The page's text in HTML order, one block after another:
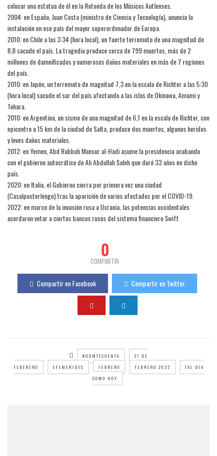
colocar una estatua de él en la Rotonda de los Músicos Autlenses.
2004: en España, Juan Costa (ministro de Ciencia y Tecnología), anuncia la
instalación en ese país del mayor superordenador de Europa.
2010: en Chile a las 3:34 (hora local), un fuerte terremoto de una magnitud de
8,8 sacude el país. La tragedia produce cerca de 799 muertos, más de 2
millones de damnificados y numerosos daños materiales en más de 7 regiones
del país.
2010: en Japón, un terremoto de magnitud 7,3 en la escala de Richter a las 5:30
(hora local) sacude el sur del país afectando a las islas de Okinawa, Amami y
Tokara.
2010: en Argentina, un sismo de una magnitud de 6,1 en la escala de Richter, con
epicentro a 15 km de la ciudad de Salta, produce dos muertos, algunos heridos
y leves daños materiales.
2012: en Yemen, Abd Rabbuh Mansur al-Hadi asume la presidencia acabando
con el gobierno autocrático de Ali Abdullah Saleh que duró 33 años en dicho
país.
2020: en Italia, el Gobierno cierra por primera vez una ciudad
(Casalpusterlengo) tras la aparición de varios afectados por el COVID-19.
2022: en marco de la invasión rusa a Ucrania, las potencias occidentales
acordaron vetar a ciertos bancos rusos del sistema financiero Swift
0
COMPARTIR
Compartir en Facebook Compartir en Twitter
#DDMTECUENTA
27 DE
FEBERERO
EFEMERIDES FEBRERO FEBRERO 2022
TAL DIA
COMO HOY